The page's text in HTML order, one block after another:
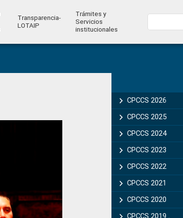
Transparencia-
LOTAIP
Trámites y
Servicios
institucionales
Sidebar
CPCCS 2026
CPCCS 2025
CPCCS 2024
CPCCS 2023
CPCCS 2022
CPCCS 2021
CPCCS 2020
CPCCS 2019 .